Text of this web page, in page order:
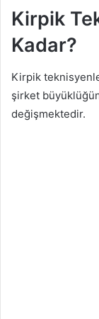
Kirpik
Kadar?
Kirpik
şirket
değişmektedir.